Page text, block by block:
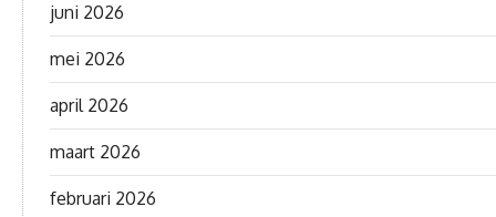
juni 2026
mei 2026
april 2026
maart 2026
februari 2026